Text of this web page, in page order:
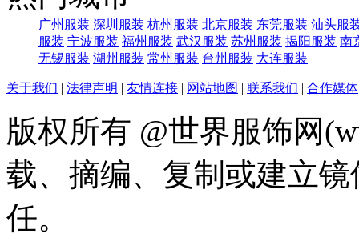
广州服装 深圳服装 杭州服装 北京服装 东莞服装 汕头服
服装 宁波服装 福州服装 武汉服装 苏州服装 揭阳服装 南
无锡服装 湖州服装 常州服装 台州服装 大连服装
关于我们 | 法律声明 | 友情连接 | 网站地图 | 联系我们 | 合作媒体
版权所有 @世界服饰网
载、摘编、复制或建立
任。